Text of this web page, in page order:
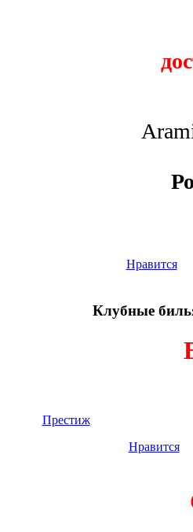
Нравится
Клубные
Престиж
Нравится